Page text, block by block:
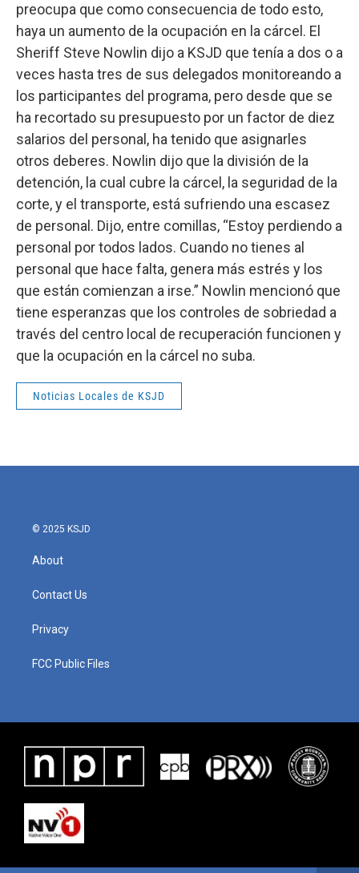
preocupa que como consecuencia de todo esto,
haya un aumento de la ocupación en la cárcel. El
Sheriff Steve Nowlin dijo a KSJD que tenía a dos o a
veces hasta tres de sus delegados monitoreando a
los participantes del programa, pero desde que se
ha recortado su presupuesto por un factor de diez
salarios del personal, ha tenido que asignarles
otros deberes. Nowlin dijo que la división de la
detención, la cual cubre la cárcel, la seguridad de la
corte, y el transporte, está sufriendo una escasez
de personal. Dijo, entre comillas, “Estoy perdiendo a
personal por todos lados. Cuando no tienes al
personal que hace falta, genera más estrés y los
que están comienzan a irse.” Nowlin mencionó que
tiene esperanzas que los controles de sobriedad a
través del centro local de recuperación funcionen y
que la ocupación en la cárcel no suba.
Noticias Locales de KSJD
© 2025 KSJD
About
Contact Us
Privacy
FCC Public Files